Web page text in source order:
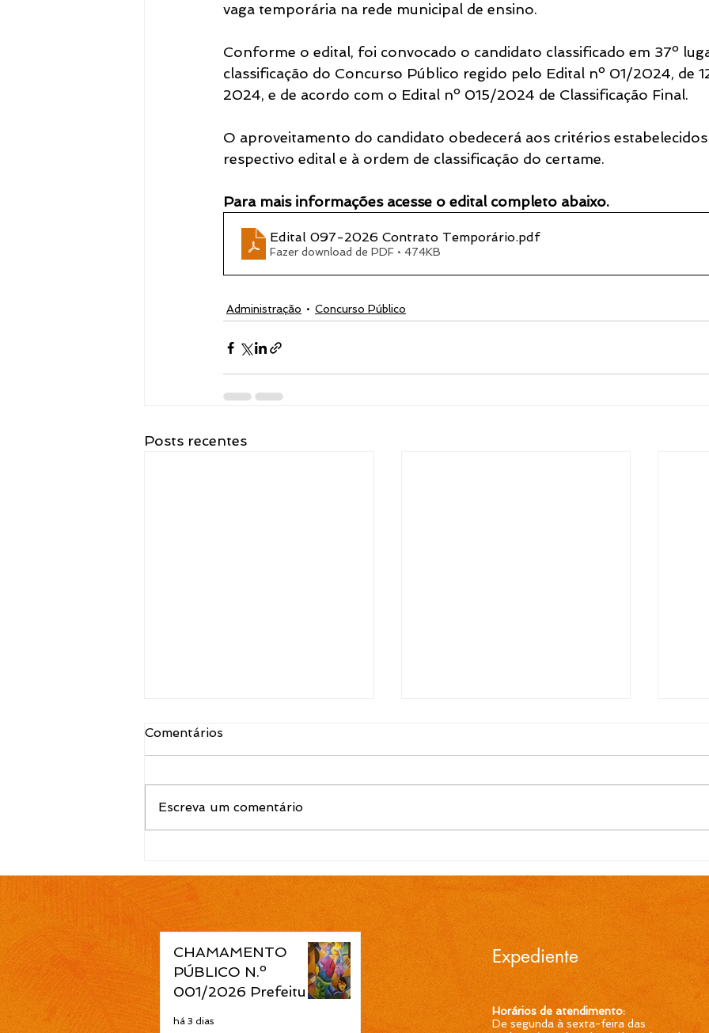
vaga temporária na rede municipal de ensino.
Conforme o edital, foi convocado o candidato classificado em 37º
classificação do Concurso Público regido pelo Edital nº 01/2024, de
2024, e de acordo com o Edital nº 015/2024 de Classificação Final.
O aproveitamento do candidato obedecerá aos critérios
respectivo edital e à ordem de classificação do certame.
Para mais informações acesse o edital completo abaixo.
Edital 097-2026 Contrato Temporário.pdf
Fazer download de PDF • 474KB
Administração Concurso Público
Posts recentes
temporário de Atendente
de Educação Infantil é
publicada pela Prefeitura
de Cidreira
temporário de Professor
Ensino Fundamental 1ª a
4ª Séries é publicada pela
Prefeitura de Cidreira
4ª
Comentários
Escreva um comentário
CHAMAMENTO
PÚBLICO N.º
001/2026 Prefeitura
há 3 dias
Expediente
Horários de atendimento:
De segunda à sexta-feira das